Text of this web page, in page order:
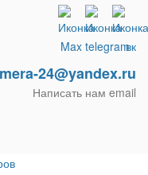
24@yandex.ru
Написать нам email